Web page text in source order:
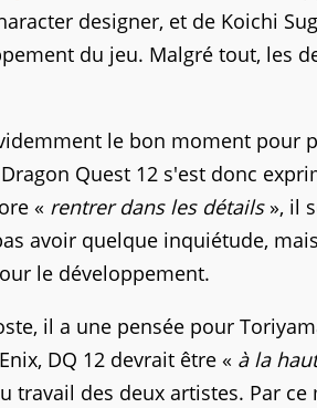
designer, et de Koichi
du jeu. Malgré tout, les
le bon moment pour
Quest 12 s'est donc
« rentrer dans les détails», il
avoir quelque inquiétude,
le développement.
il a une pensée pour
DQ 12 devrait être « à la
travail des deux artistes. Par